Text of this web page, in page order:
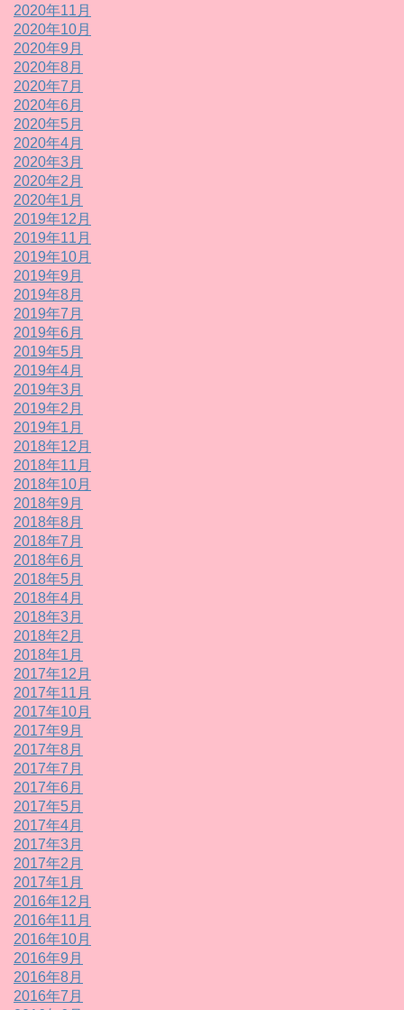
2020年11月
2020年10月
2020年9月
2020年8月
2020年7月
2020年6月
2020年5月
2020年4月
2020年3月
2020年2月
2020年1月
2019年12月
2019年11月
2019年10月
2019年9月
2019年8月
2019年7月
2019年6月
2019年5月
2019年4月
2019年3月
2019年2月
2019年1月
2018年12月
2018年11月
2018年10月
2018年9月
2018年8月
2018年7月
2018年6月
2018年5月
2018年4月
2018年3月
2018年2月
2018年1月
2017年12月
2017年11月
2017年10月
2017年9月
2017年8月
2017年7月
2017年6月
2017年5月
2017年4月
2017年3月
2017年2月
2017年1月
2016年12月
2016年11月
2016年10月
2016年9月
2016年8月
2016年7月